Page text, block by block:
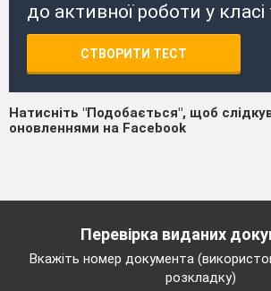
до активної роботи у
СТВОРИТИ ТЕСТ
Натисніть "Подобається", щоб
оновленнями на Facebook
Перевірка виданих
Вкажіть номер документа
розкладку)